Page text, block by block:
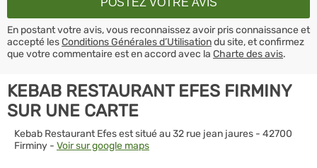
En postant votre avis, vous reconnaissez avoir pris connaissance et
accepté lesConditions Générales d’Utilisationdu site, et confirmez
que votre commentaire est en accord avec la Charte des avis.
KEBAB RESTAURANT EFES FIRMINY
SUR UNE CARTE
Kebab Restaurant Efes est situé au 32 rue jean jaures - 42700
Firminy - Voir sur google maps